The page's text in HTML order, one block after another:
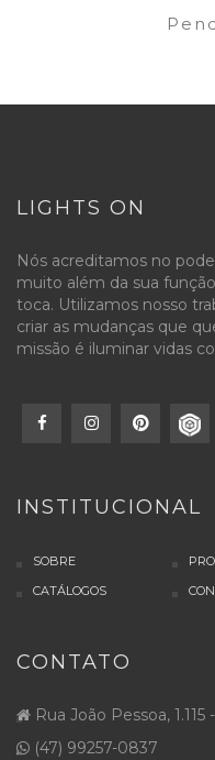
LIGHTS ON
Nós acreditamos no
muito além da sua
toca. Utilizamos nosso
criar as mudanças que
missão é iluminar vidas
INSTITUCIONAL
SOBRE
CATÁLOGOS
CONTATO
Rua João Pessoa,
(47) 99257-0837